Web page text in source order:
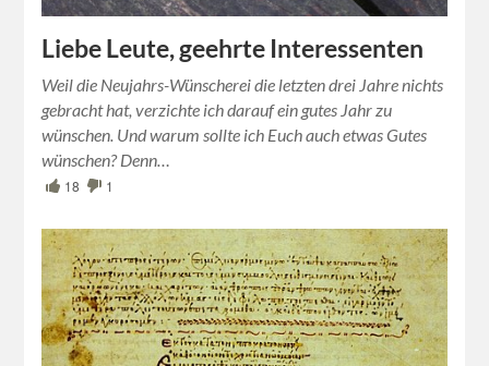
Liebe Leute, geehrte Interessenten
Weil die Neujahrs-Wünscherei die letzten drei Jahre nichts
gebracht hat, verzichte ich darauf ein gutes Jahr zu
wünschen. Und warum sollte ich Euch auch etwas Gutes
wünschen? Denn…
18 1